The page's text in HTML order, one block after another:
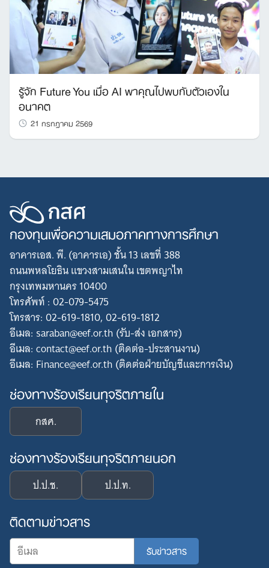
รู้จัก Future You เมื่อ AI พาคุณไปพบกับตัวเองใน
อนาคต
21 กรกฎาคม 2569
กองทุนเพื่อความเสมอภาคทางการศึกษา
อาคารเอส. พี. (อาคารเอ) ชั้น 13 เลขที่ 388
ถนนพหลโยธิน แขวงสามเสนใน เขตพญาไท
กรุงเทพมหานคร 10400
โทรศัพท์ : 02-079-5475
โทรสาร: 02-619-1810, 02-619-1812
อีเมล: saraban@eef.or.th (รับ-ส่ง เอกสาร)
อีเมล: contact@eef.or.th (ติดต่อ-ประสานงาน)
อีเมล: Finance@eef.or.th (ติดต่อฝ่ายบัญชีและการเงิน)
ช่องทางร้องเรียนทุจริตภายใน
กสศ.
ช่องทางร้องเรียนทุจริตภายนอก
ป.ป.ช. ป.ป.ท.
ติดตามข่าวสาร